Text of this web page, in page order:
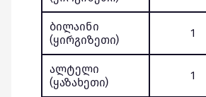
ბილაინი
(ყირგიზეთი)
1
ალტელი
(ყაზახეთი)
1